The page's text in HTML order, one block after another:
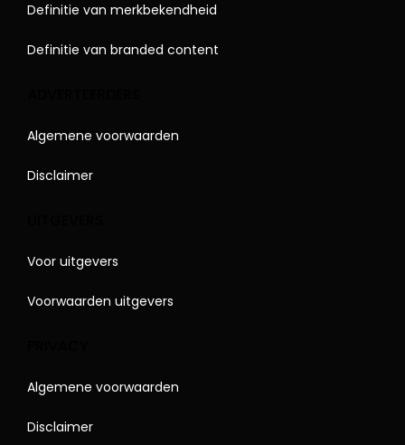
Definitie van merkbekendheid
Definitie van branded content
Algemene voorwaarden
Disclaimer
Voor uitgevers
Voorwaarden uitgevers
Algemene voorwaarden
Disclaimer